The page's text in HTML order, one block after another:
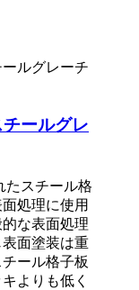
ールグレ
たスチール格
処理に使用
な表面処理
面塗装は重
ール格子板
よりも低く